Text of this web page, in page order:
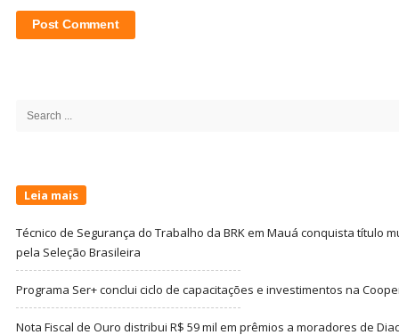
Search
Leia mais
Técnico de Segurança do Trabalho da BRK em Mauá conquista título
pela Seleção Brasileira
Programa Ser+ conclui ciclo de capacitações e investimentos na
Nota Fiscal de Ouro distribui R$ 59 mil em prêmios a moradores de